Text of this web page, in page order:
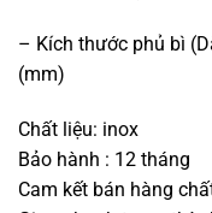
– Kích thước phủ bì
(mm)
Chất liệu: inox
Bảo hành : 12 tháng
Cam kết bán hàng